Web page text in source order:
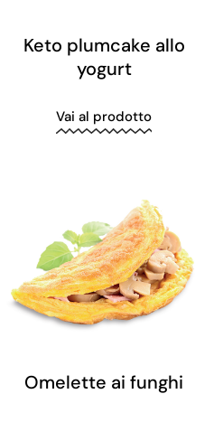
Keto plumcake allo
yogurt
Vai al prodotto
Omelette ai funghi